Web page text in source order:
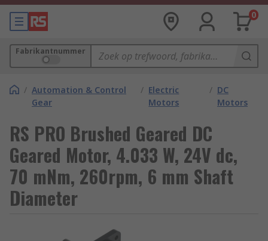
0
Fabrikantnummer
/ Automation & Control
Gear
/ Electric
Motors
/ DC
Motors
RS PRO Brushed Geared DC
Geared Motor, 4.033 W, 24V dc,
70 mNm, 260rpm, 6 mm Shaft
Diameter